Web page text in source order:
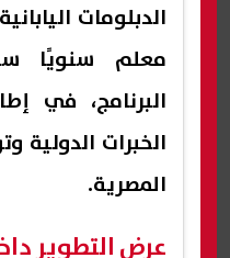
معلم سنويًا
البرنامج، في
الخبرات الدولية
المصرية.
عرض التطوير